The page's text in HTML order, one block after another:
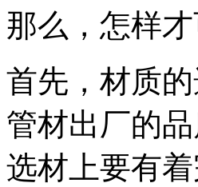
那么，怎样
首先，材质
管材出厂的
选材上要有